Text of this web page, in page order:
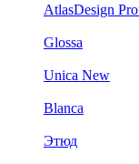
AtlasDesign
Glossa
Unica New
Blanca
Этюд